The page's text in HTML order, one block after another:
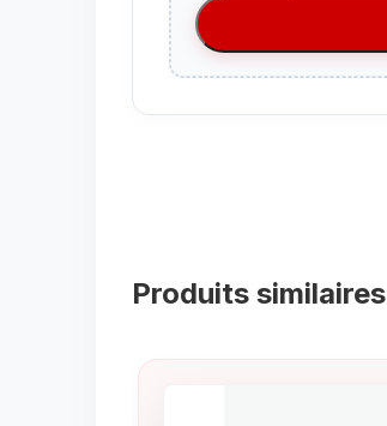
Produits similaires